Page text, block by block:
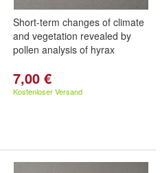
Short-term changes of climate
and vegetation revealed by
pollen analysis of hyrax
7,00 €
Kostenloser Versand